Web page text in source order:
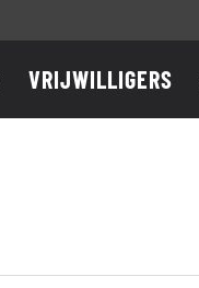
VRIJWILLIGERS